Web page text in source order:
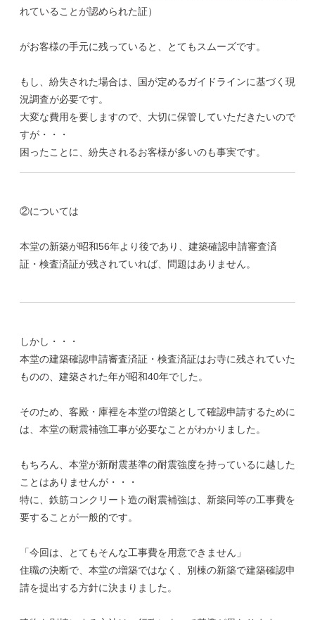
れていることが認められた証）
がお客様の手元に残っていると、とてもスムーズです。
もし、紛失された場合は、国が定めるガイドラインに基づく現
況調査が必要です。
大変な費用を要しますので、大切に保管していただきたいので
すが・・・
困ったことに、紛失されるお客様が多いのも事実です。
②については
本堂の新築が昭和56年より後であり、建築確認申請審査済
証・検査済証が残されていれば、問題はありません。
しかし・・・
本堂の建築確認申請審査済証・検査済証はお寺に残されていた
ものの、建築された年が昭和40年でした。
そのため、客殿・庫裡を本堂の増築として確認申請するために
は、本堂の耐震補強工事が必要なことがわかりました。
もちろん、本堂が新耐震基準の耐震強度を持っているに越した
ことはありませんが・・・
特に、鉄筋コンクリート造の耐震補強は、新築同等の工事費を
要することが一般的です。
「今回は、とてもそんな工事費を用意できません」
住職の決断で、本堂の増築ではなく、別棟の新築で建築確認申
請を提出する方針に決まりました。